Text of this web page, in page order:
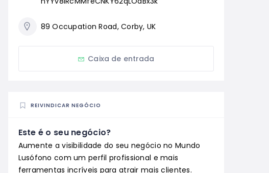
89 Occupation Road, Corby, UK
Caixa de entrada
REIVINDICAR NEGÓCIO
Este é o seu negócio?
Aumente a visibilidade do seu negócio no Mundo
Lusófono com um perfil profissional e mais
ferramentas incríveis para atrair mais clientes.